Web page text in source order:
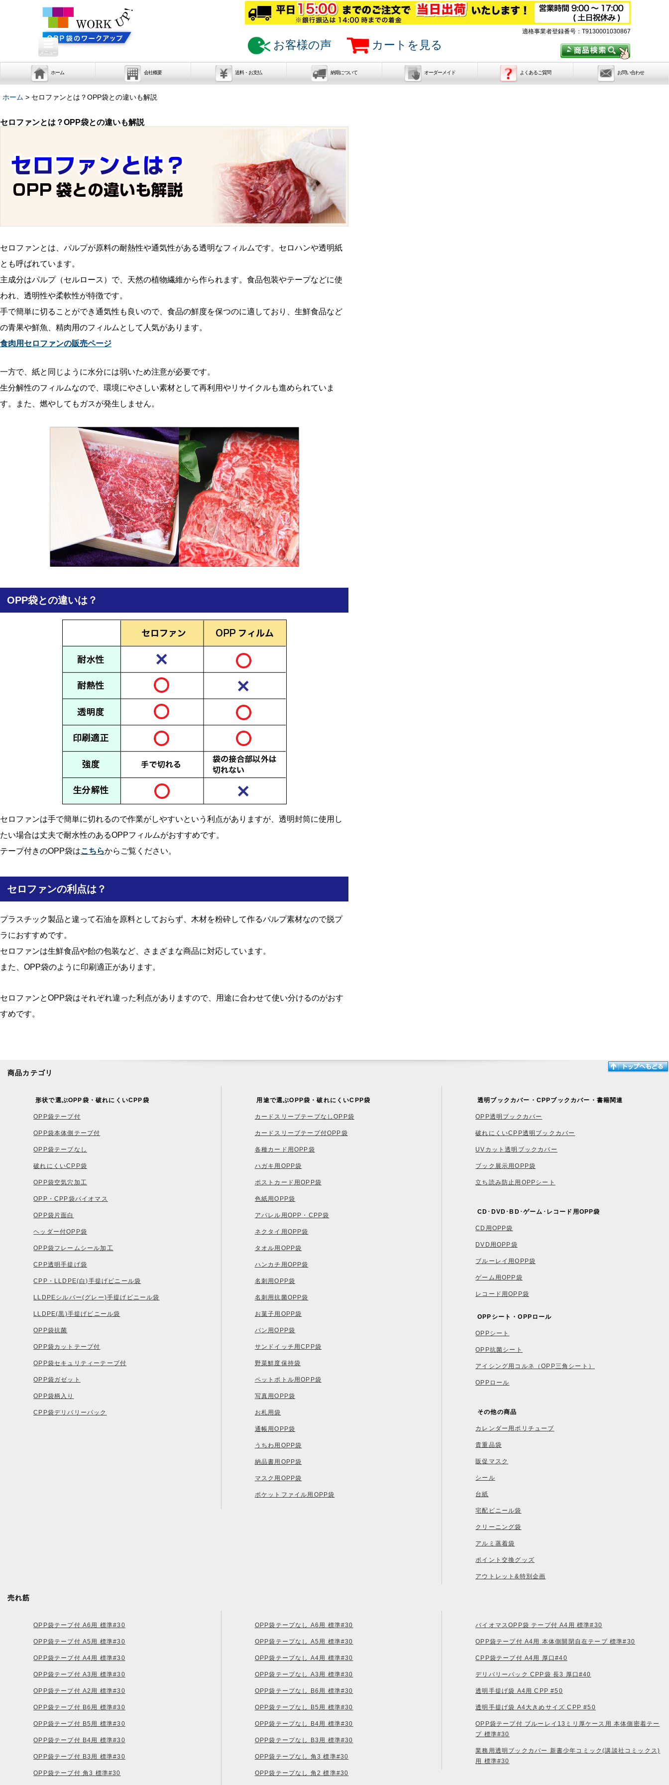
適格事業者登録番号：T9130001030867
お客様の声 カートを見る
メニュー
ホーム 会社概要 送料・お支払 納期について オーダーメイド よくあるご質問 お問い合わせ
ホーム > セロファンとは？OPP袋との違いも解説
セロファンとは？OPP袋との違いも解説
セロファンとは、パルプが原料の耐熱性や通気性がある透明なフィルムです。セロハンや透明紙
とも呼ばれています。
主成分はパルプ（セルロース）で、天然の植物繊維から作られます。食品包装やテープなどに使
われ、透明性や柔軟性が特徴です。
手で簡単に切ることができ通気性も良いので、食品の鮮度を保つのに適しており、生鮮食品など
の青果や鮮魚、精肉用のフィルムとして人気があります。
食肉用セロファンの販売ページ
一方で、紙と同じように水分には弱いため注意が必要です。
生分解性のフィルムなので、環境にやさしい素材として再利用やリサイクルも進められていま
す。また、燃やしてもガスが発生しません。
OPP袋との違いは？
セロファンは手で簡単に切れるので作業がしやすいという利点がありますが、透明封筒に使用し
たい場合は丈夫で耐水性のあるOPPフィルムがおすすめです。
テープ付きのOPP袋はこちらからご覧ください。
セロファンの利点は？
プラスチック製品と違って石油を原料としておらず、木材を粉砕して作るパルプ素材なので脱プ
ラにおすすめです。
セロファンは生鮮食品や飴の包装など、さまざまな商品に対応しています。
また、OPP袋のように印刷適正があります。
セロファンとOPP袋はそれぞれ違った利点がありますので、用途に合わせて使い分けるのがおす
すめです。
商品カテゴリ
形状で選ぶOPP袋・破れにくいCPP袋
OPP袋テープ付
OPP袋本体側テープ付
OPP袋テープなし
破れにくいCPP袋
OPP袋空気穴加工
OPP・CPP袋バイオマス
OPP袋片面白
ヘッダー付OPP袋
OPP袋フレームシール加工
CPP透明手提げ袋
CPP・LLDPE(白)手提げビニール袋
LLDPEシルバー(グレー)手提げビニール袋
LLDPE(黒)手提げビニール袋
OPP袋抗菌
OPP袋カットテープ付
OPP袋セキュリティーテープ付
OPP袋ガゼット
OPP袋柄入り
CPP袋デリバリーパック
用途で選ぶOPP袋・破れにくいCPP袋
カードスリーブテープなしOPP袋
カードスリーブテープ付OPP袋
各種カード用OPP袋
ハガキ用OPP袋
ポストカード用OPP袋
色紙用OPP袋
アパレル用OPP・CPP袋
ネクタイ用OPP袋
タオル用OPP袋
ハンカチ用OPP袋
名刺用OPP袋
名刺用抗菌OPP袋
お菓子用OPP袋
パン用OPP袋
サンドイッチ用CPP袋
野菜鮮度保持袋
ペットボトル用OPP袋
写真用OPP袋
お札用袋
通帳用OPP袋
うちわ用OPP袋
納品書用OPP袋
マスク用OPP袋
ポケットファイル用OPP袋
透明ブックカバー・CPPブックカバー・書籍関連
OPP透明ブックカバー
破れにくいCPP透明ブックカバー
UVカット透明ブックカバー
ブック展示用OPP袋
立ち読み防止用OPPシート
CD･DVD･BD･ゲーム･レコード用OPP袋
CD用OPP袋
DVD用OPP袋
ブルーレイ用OPP袋
ゲーム用OPP袋
レコード用OPP袋
OPPシート・OPPロール
OPPシート
OPP抗菌シート
アイシング用コルネ（OPP三角シート）
OPPロール
その他の商品
カレンダー用ポリチューブ
貴重品袋
販促マスク
シール
台紙
宅配ビニール袋
クリーニング袋
アルミ蒸着袋
ポイント交換グッズ
アウトレット&特別企画
売れ筋
OPP袋テープ付 A6用 標準#30
OPP袋テープ付 A5用 標準#30
OPP袋テープ付 A4用 標準#30
OPP袋テープ付 A3用 標準#30
OPP袋テープ付 A2用 標準#30
OPP袋テープ付 B6用 標準#30
OPP袋テープ付 B5用 標準#30
OPP袋テープ付 B4用 標準#30
OPP袋テープ付 B3用 標準#30
OPP袋テープ付 角3 標準#30
OPP袋テープなし A6用 標準#30
OPP袋テープなし A5用 標準#30
OPP袋テープなし A4用 標準#30
OPP袋テープなし A3用 標準#30
OPP袋テープなし B6用 標準#30
OPP袋テープなし B5用 標準#30
OPP袋テープなし B4用 標準#30
OPP袋テープなし B3用 標準#30
OPP袋テープなし 角3 標準#30
OPP袋テープなし 角2 標準#30
バイオマスOPP袋 テープ付 A4用 標準#30
OPP袋テープ付 A4用 本体側開閉自在テープ 標準#30
CPP袋テープ付 A4用 厚口#40
デリバリーパック CPP袋 長3 厚口#40
透明手提げ袋 A4用 CPP #50
透明手提げ袋 A4大きめサイズ CPP #50
OPP袋テープ付 ブルーレイ13ミリ厚ケース用 本体側密着テー
プ 標準#30
業務用透明ブックカバー 新書少年コミック(講談社コミックス)
用 標準#30